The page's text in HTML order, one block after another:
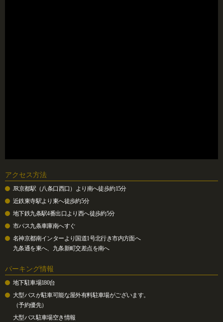
アクセス方法
JR京都駅（八条口西口）より南へ徒歩約15分
近鉄東寺駅より東へ徒歩約5分
地下鉄九条駅4番出口より西へ徒歩約5分
市バス九条車庫南へすぐ
名神京都南インターより国道1号北行き市内方面へ
九条通を東へ、九条新町交差点を南へ
パーキング情報
地下駐車場180台
大型バスが駐車可能な屋外有料駐車場がございます。
（予約優先）
大型バス駐車場空き情報